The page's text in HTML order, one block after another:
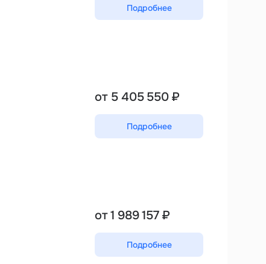
Подробнее
от 5 405 550 ₽
Подробнее
от 1 989 157 ₽
Подробнее